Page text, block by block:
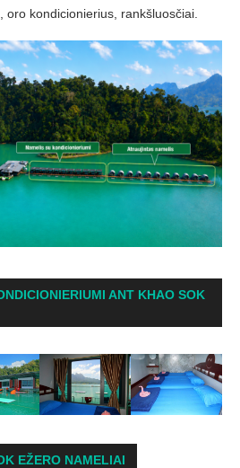
kondicionierius, rankšluosčiai.
ANT KHAO SOK
EŽERO NAMELIAI